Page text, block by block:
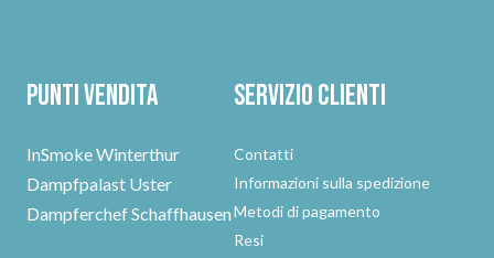
Punti vendita
InSmoke Winterthur
Dampfpalast Uster
Dampferchef Schaffhausen
Servizio clienti
Contatti
Informazioni sulla spedizione
Metodi di pagamento
Resi